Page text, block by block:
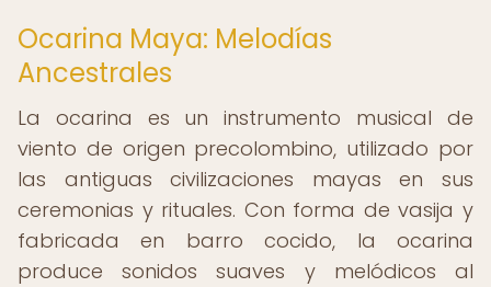
Ocarina Maya: Melodías
Ancestrales
La ocarina es un instrumento musical de
viento de origen precolombino, utilizado por
las antiguas civilizaciones mayas en sus
ceremonias y rituales. Con forma de vasija y
fabricada en barro cocido, la ocarina
produce sonidos suaves y melódicos al